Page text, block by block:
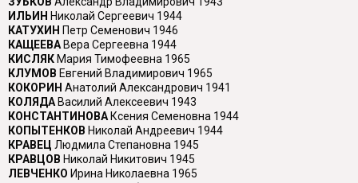
ИЛЬИН Николай Сергеевич 1944
КАТУХИН Петр Семенович 1946
КАЩЕЕВА Вера Сергеевна 1944
КИСЛЯК Мария Тимофеевна 1965
КЛУМОВ Евгений Владимирович 1965
КОКОРИН Анатолий Александрович 1941
КОЛЯДА Василий Алексеевич 1943
КОНСТАНТИНОВАКсения Семеновна 1944
КОПЫТЕНКОВ Николай Андреевич 1944
КРАВЕЦ Людмила Степановна 1945
КРАВЦОВ Николай Никитович 1945
ЛЕВЧЕНКО Ирина Николаевна 1965